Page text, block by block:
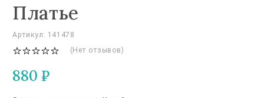
Платье
Артикул: 141478
(Нет отзывов)
880 ₽